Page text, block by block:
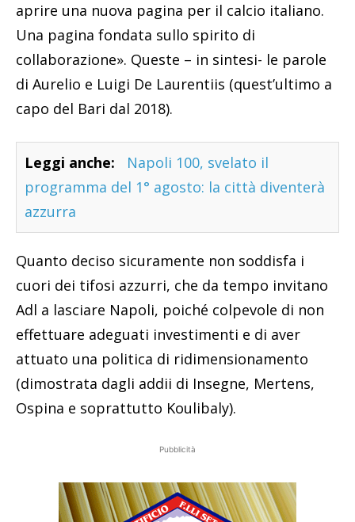
aprire una nuova pagina per il calcio italiano.
Una pagina fondata sullo spirito di
collaborazione». Queste – in sintesi- le parole
di Aurelio e Luigi De Laurentiis (quest’ultimo a
capo del Bari dal 2018).
Leggi anche:
Napoli 100, svelato il
programma del 1° agosto: la città diventerà
azzurra
Quanto deciso sicuramente non soddisfa i
cuori dei tifosi azzurri, che da tempo invitano
Adl a lasciare Napoli, poiché colpevole di non
effettuare adeguati investimenti e di aver
attuato una politica di ridimensionamento
(dimostrata dagli addii di Insegne, Mertens,
Ospina e soprattutto Koulibaly).
Pubblicità